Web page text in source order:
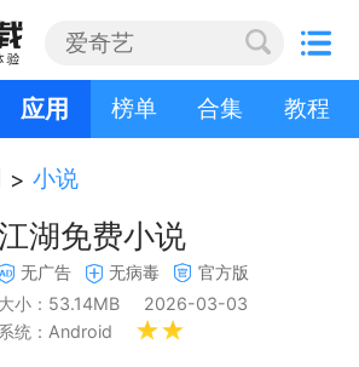
应用 榜单 合集 教程
> 小说
湖免费小说
无广告 无病毒
官方版
大小：53.14MB
2026-03-03
系统：Android